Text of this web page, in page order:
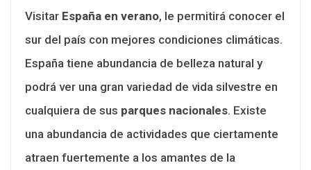
Visitar España en verano, le permitirá conocer el
sur del país con mejores condiciones climáticas.
España tiene abundancia de belleza natural y
podrá ver una gran variedad de vida silvestre en
cualquiera de sus parques nacionales. Existe
una abundancia de actividades que ciertamente
atraen fuertemente a los amantes de la